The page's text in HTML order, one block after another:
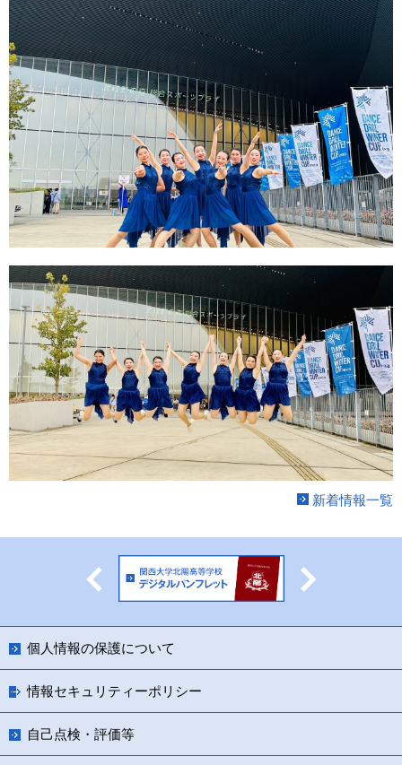
新着情報一覧
Previous
個人情報の保護について
情報セキュリティーポリシー
自己点検・評価等